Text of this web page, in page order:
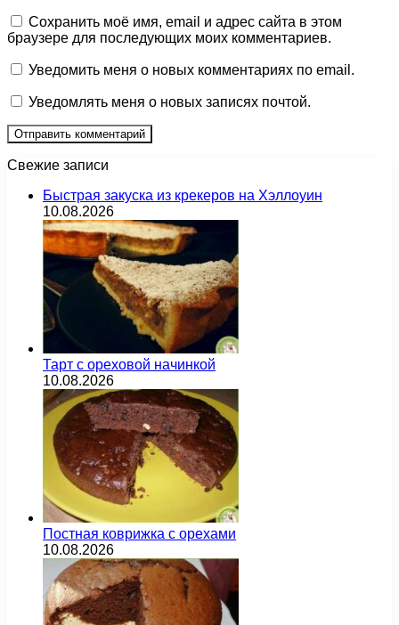
Сохранить моё имя, email и адрес сайта в этом
браузере для последующих моих комментариев.
Уведомить меня о новых комментариях по email.
Уведомлять меня о новых записях почтой.
Свежие записи
Быстрая закуска из крекеров на Хэллоуин
10.08.2026
Тарт с ореховой начинкой
10.08.2026
Постная коврижка с орехами
10.08.2026